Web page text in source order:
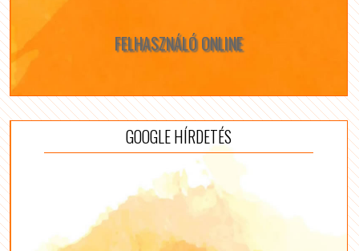
FELHASZNÁLÓ ONLINE
GOOGLE HÍRDETÉS